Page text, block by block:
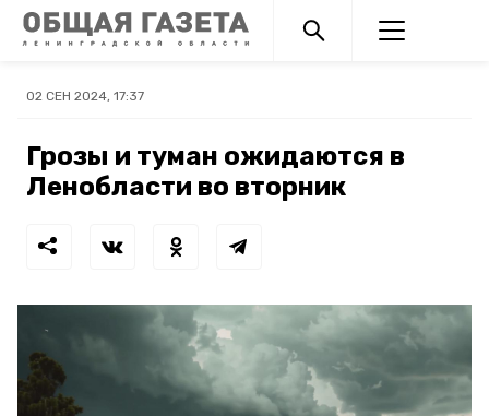
02 СЕН 2024, 17:37
Грозы и туман ожидаются в
Ленобласти во вторник